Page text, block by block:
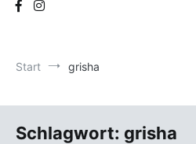
Start grisha
Schlagwort: grisha